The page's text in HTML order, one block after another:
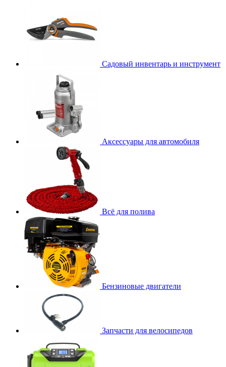
Садовый инвентарь и инструмент
Аксессуары для автомобиля
Всё для полива
Бензиновые двигатели
Запчасти для велосипедов